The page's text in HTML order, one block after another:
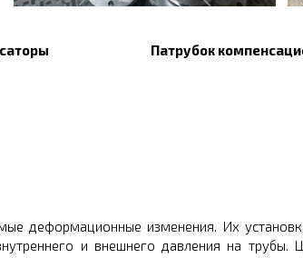
Патрубок
деформационные изменения. Их
и внешнего давления на трубы.